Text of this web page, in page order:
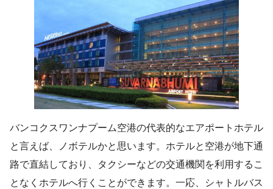
バンコクスワンナプーム空港の代表的なエアポートホテル
と言えば、ノボテルかと思います。ホテルと空港が地下通
路で直結しており、タクシーなどの交通機関を利用するこ
となくホテルへ行くことができます。一応、シャトルバス